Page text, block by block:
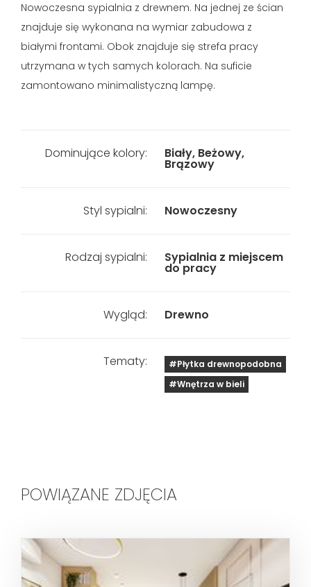
Nowoczesna sypialnia z drewnem. Na jednej ze ścian
znajduje się wykonana na wymiar zabudowa z
białymi frontami. Obok znajduje się strefa pracy
utrzymana w tych samych kolorach. Na suficie
zamontowano minimalistyczną lampę.
Dominujące kolory: Biały, Beżowy,
Brązowy
Styl sypialni: Nowoczesny
Rodzaj sypialni: Sypialnia z miejscem
do pracy
Wygląd: Drewno
Tematy:
#Płytka drewnopodobna
#Wnętrza w bieli
POWIĄZANE ZDJĘCIA